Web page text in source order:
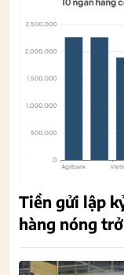
Tiền gửi lập
hàng nóng